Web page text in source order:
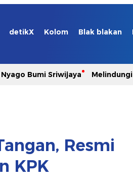
detikX Kolom Blak blakan
Nyago Bumi Sriwijaya
Resmi
KPK